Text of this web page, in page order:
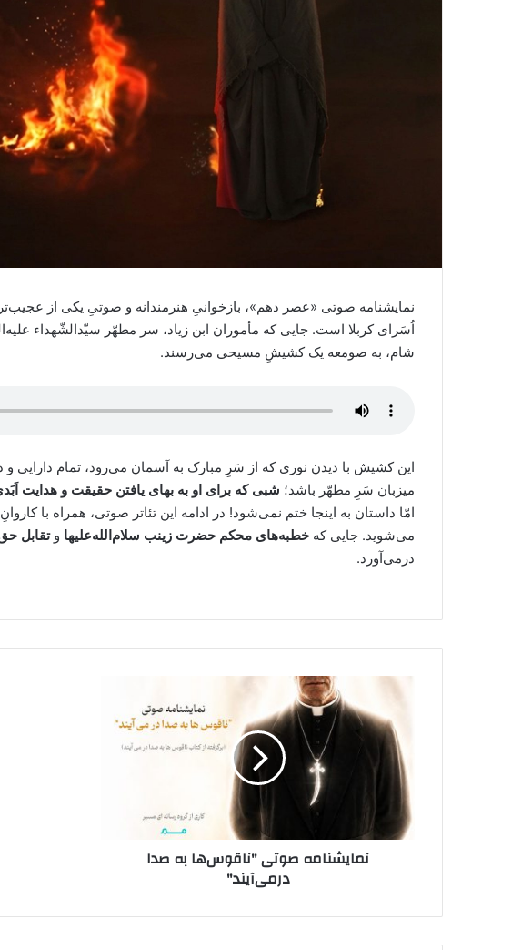
نمایشنامه صوتی «عصر دهم»، بازخوانیِ هنرمندانه و صوتیِ یکی از
اُسَرای کربلا است. جایی که مأموران ابن زیاد، سر مطهّر سیّدالشّهداء
شام، به صومعه یک کشیشِ مسیحی می‌رسند.
این کشیش با دیدن نوری که از سَرِ مبارک به آسمان می‌رود، تمام دارایی
میزبان سَرِ مطهّر باشد؛ شبی که برای او به بهای یافتن حقیقت و هدایت
امّا داستان به اینجا ختم نمی‌شود! در ادامه این تئاتر صوتی، همراه با
می‌شوید. جایی که خطبه‌های محکم حضرت زینب سلام‌الله‌علیها وتقابل
درمی‌آورد.
نمایشنامه
صوتی
"ناقوس‌ها
صدا
در‌می‌آیند"
نمایشنامه صوتی "ناقوس‌ها به صدا
در‌می‌آیند"